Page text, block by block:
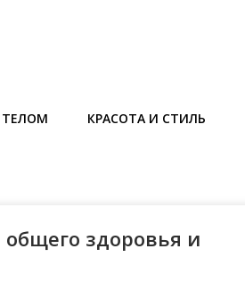
ТЕЛОМ КРАСОТА И СТИЛЬ
здоровья и